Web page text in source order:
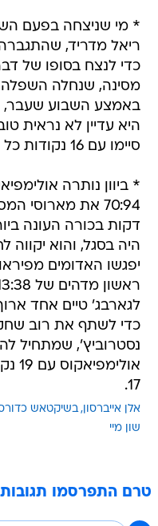
* מי שניצחה בפעם
ריאל מדריד, שהתגברה
מסינה, שנחלה השפלה
באמצע השבוע שעבר,
היא עדיין לא נראית
סיימו עם 16 נקודות כל אחד למנצחים.
* ביוון נותרה
70:94 את מארוסי
דקות בכורה העונה
היה בסגל, והוא יקווה
יפגשו האדומים
לגארבג' טיים אחד
כדי לשתף את רוב
נסטרוביץ', שמתחיל
17.
אלן אייברסון בשיקטאש
שון מיי
טרם התפרסמו תגובות